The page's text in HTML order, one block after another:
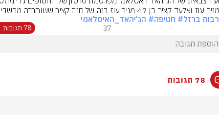
ברזל# חטיפה# הג'יהאד_האיסלאמי
37 78 תגובות
78 תגובות